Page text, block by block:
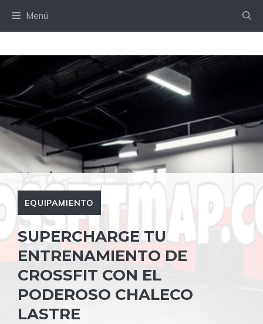
Menú
EQUIPAMIENTO
SUPERCHARGE TU
ENTRENAMIENTO DE
CROSSFIT CON EL
PODEROSO CHALECO
LASTRE